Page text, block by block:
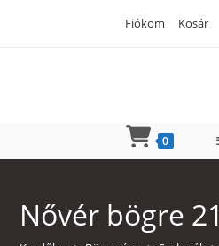
Fiókom Kosár
0
Nővér bögre 21